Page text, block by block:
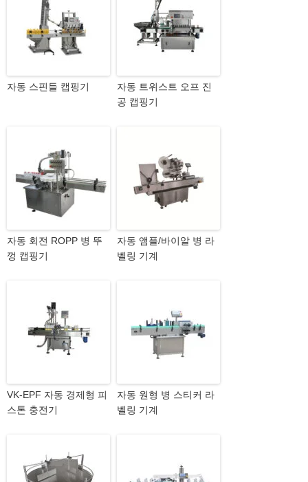
자동 스핀들 캡핑기
자동 트위스트 오프 진
공 캡핑기
자동 회전 ROPP 병 뚜
껑 캡핑기
자동 앰플/바이알 병 라
벨링 기계
VK-EPF 자동 경제형 피
스톤 충전기
자동 원형 병 스티커 라
벨링 기계